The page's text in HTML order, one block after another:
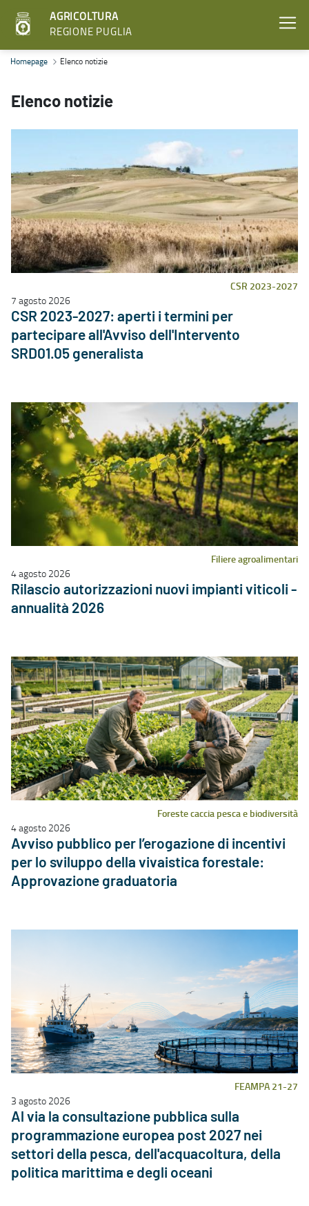
AGRICOLTURA
REGIONE PUGLIA
Elenco notizie - Agricoltura
Homepage Elenco notizie
Elenco notizie
CSR 2023-2027
7 agosto 2026
CSR 2023-2027: aperti i termini per
partecipare all'Avviso dell'Intervento
SRD01.05 generalista
Filiere agroalimentari
4 agosto 2026
Rilascio autorizzazioni nuovi impianti viticoli -
annualità 2026
Foreste caccia pesca e biodiversità
4 agosto 2026
Avviso pubblico per l’erogazione di incentivi
per lo sviluppo della vivaistica forestale:
Approvazione graduatoria
FEAMPA 21-27
3 agosto 2026
Al via la consultazione pubblica sulla
programmazione europea post 2027 nei
settori della pesca, dell'acquacoltura, della
politica marittima e degli oceani